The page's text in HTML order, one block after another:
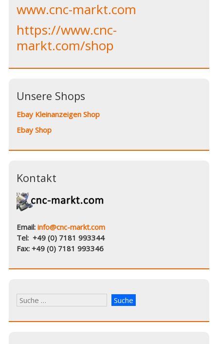
www.cnc-markt.com
https://www.cnc-
markt.com/shop
Unsere Shops
Ebay Kleinanzeigen Shop
Ebay Shop
Kontakt
Email:info@cnc-markt.com
Tel: +49 (0) 7181 993344
Fax: +49 (0) 7181 993346